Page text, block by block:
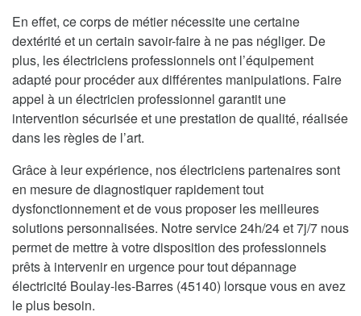
En effet, ce corps de métier nécessite une certaine
dextérité et un certain savoir-faire à ne pas négliger. De
plus, les électriciens professionnels ont l’équipement
adapté pour procéder aux différentes manipulations. Faire
appel à un électricien professionnel garantit une
intervention sécurisée et une prestation de qualité, réalisée
dans les règles de l’art.
Grâce à leur expérience, nos électriciens partenaires sont
en mesure de diagnostiquer rapidement tout
dysfonctionnement et de vous proposer les meilleures
solutions personnalisées. Notre service 24h/24 et 7j/7 nous
permet de mettre à votre disposition des professionnels
prêts à intervenir en urgence pour tout dépannage
électricité Boulay-les-Barres (45140) lorsque vous en avez
le plus besoin.